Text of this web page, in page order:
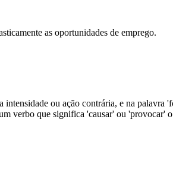
as oportunidades de emprego.
ou ação contrária, e na
verbo que significa 'causar' ou